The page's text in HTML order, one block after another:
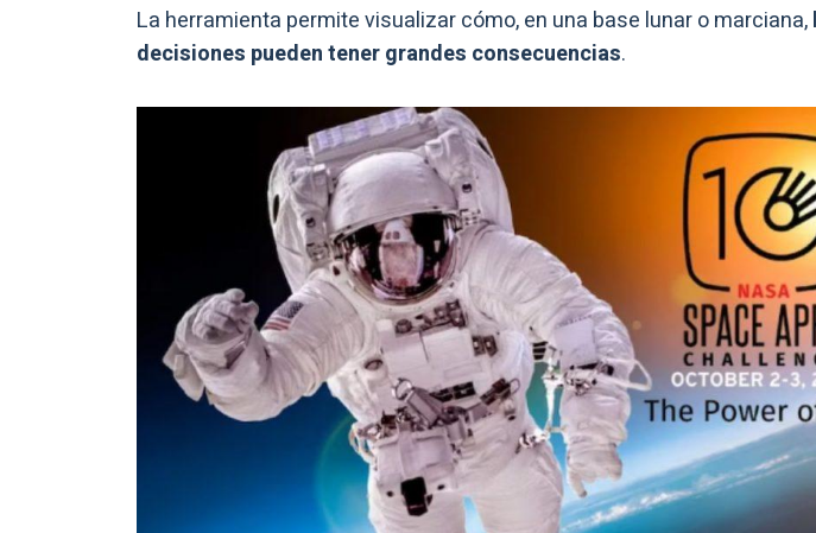
La herramienta permite visualizar cómo, en una base lunar o marciana,
decisiones pueden tener grandes consecuencias.